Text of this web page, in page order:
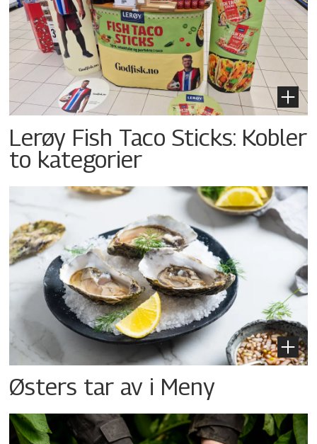
Lerøy Fish Taco Sticks: Kobler
to kategorier
Østers tar av i Meny